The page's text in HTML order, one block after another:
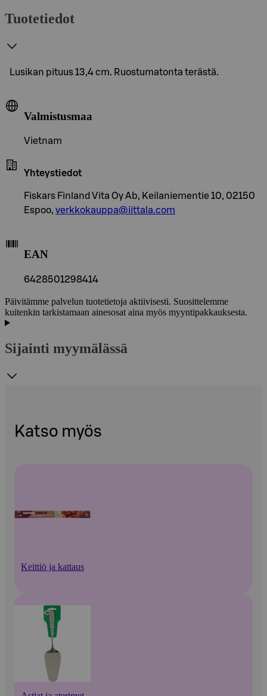
Tuotetiedot
Lusikan pituus 13,4 cm. Ruostumatonta terästä.
Valmistusmaa
Vietnam
Yhteystiedot
Fiskars Finland Vita Oy Ab, Keilaniementie 10, 02150
Espoo, verkkokauppa@iittala.com
EAN
6428501298414
Päivitämme palvelun tuotetietoja aktiivisesti. Suosittelemme
kuitenkin tarkistamaan ainesosat aina myös myyntipakkauksesta.
Sijainti myymälässä
Katso myös
Keittiö ja kattaus